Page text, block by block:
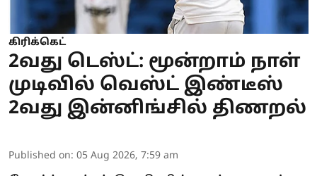
கிரிக்கெட்
2வது டெஸ்ட்: மூன்றாம் நாள்
முடிவில் வெஸ்ட் இண்டீஸ்
2வது இன்னிங்சில் திணறல்
Published on: 05 Aug 2026, 7:59 am